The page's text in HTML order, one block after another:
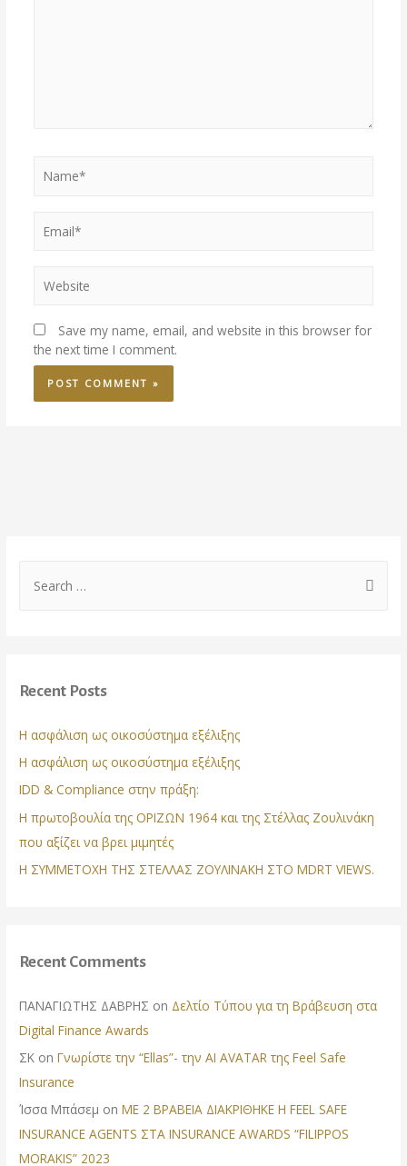
Save my name, email, and website in this browser for
the next time I comment.
h
o
r
:
Recent Posts
Η ασφάλιση ως οικοσύστημα εξέλιξης
Η ασφάλιση ως οικοσύστημα εξέλιξης
IDD & Compliance στην πράξη:
Η πρωτοβουλία της ΟΡΙΖΩΝ 1964 και της Στέλλας Ζουλινάκη
που αξίζει να βρει μιμητές
Η ΣΥΜΜΕΤΟΧΗ ΤΗΣ ΣΤΕΛΛΑΣ ΖΟΥΛΙΝΑΚΗ ΣΤΟ MDRT VIEWS.
Recent Comments
ΠΑΝΑΓΙΩΤΗΣ ΔΑΒΡΗΣ on Δελτίο Τύπου για τη Βράβευση στα
Digital Finance Awards
ΣΚ onΓνωρίστε την “Ellas”- την AI AVATAR της Feel Safe
Insurance
Ίσσα Μπάσεμ onΜΕ 2 ΒΡΑΒΕΙΑ ΔΙΑΚΡΙΘΗΚΕ Η FEEL SAFE
INSURANCE AGENTS ΣΤΑ INSURANCE AWARDS “FILIPPOS
MORAKIS” 2023